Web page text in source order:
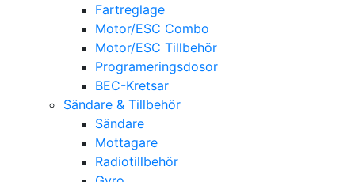
Fartreglage
Motor/ESC Combo
Motor/ESC Tillbehör
Programeringsdosor
BEC-Kretsar
Sändare & Tillbehör
Sändare
Mottagare
Radiotillbehör